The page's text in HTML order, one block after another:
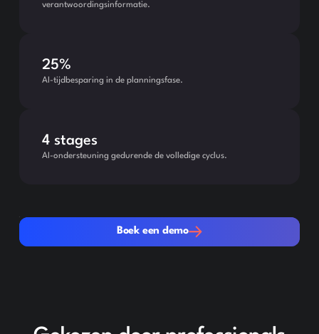
verantwoordingsinformatie.
25%
AI-tijdbesparing in de planningsfase.
4 stages
AI-ondersteuning gedurende de volledige cyclus.
Boek een demo
Boek een demo